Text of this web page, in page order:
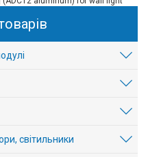
світильники